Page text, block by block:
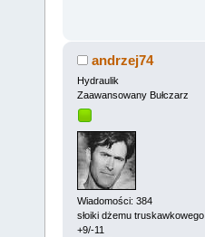
andrzej74
Hydraulik
Zaawansowany Bułczarz
Wiadomości: 384
słoiki dżemu truskawkowego
+9/-11